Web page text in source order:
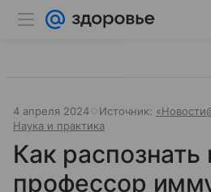
4 апреля 2024 Источник:
Наука и практика
Как распознать
профессор